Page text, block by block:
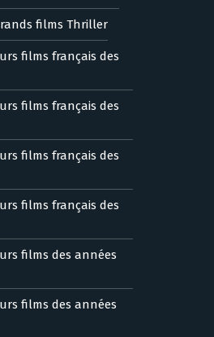
films Thriller
films français des
films français des
films français des
films français des
films des années
films des années